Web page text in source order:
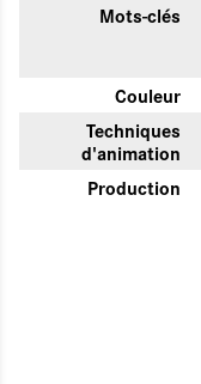
Mots-clés
Couleur
Techniques
d'animation
Production